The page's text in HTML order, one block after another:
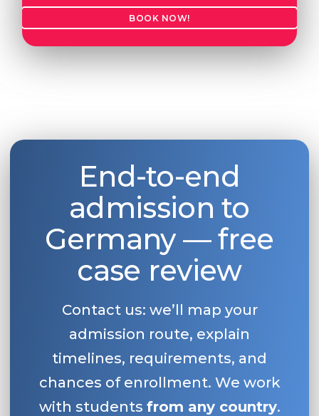
BOOK NOW!
End-to-end
admission to
Germany — free
case review
Contact us: we’ll map your
admission route, explain
timelines, requirements, and
chances of enrollment. We work
with students from any country.